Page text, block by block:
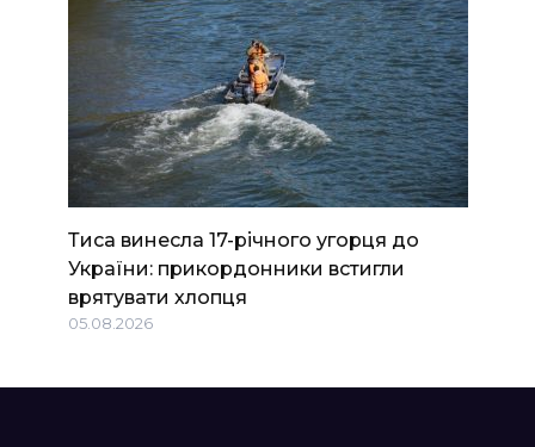
Тиса винесла 17-річного угорця до
України: прикордонники встигли
врятувати хлопця
05.08.2026